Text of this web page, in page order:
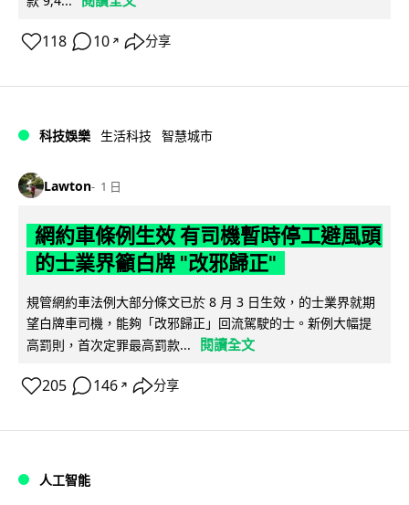
118 10 ↗ 分享
科技娛樂 生活科技 智慧城市
Lawton 1 日
網約車條例生效 有司機暫時停工避風頭
的士業界籲白牌 "改邪歸正"
規管網約車法例大部分條文已於 8 月 3 日生效，的士業界就期
望白牌車司機，能夠「改邪歸正」回流駕駛的士。新例大幅提
高罰則，首次定罪最高罰款...
閱讀全文
205 146 ↗ 分享
人工智能